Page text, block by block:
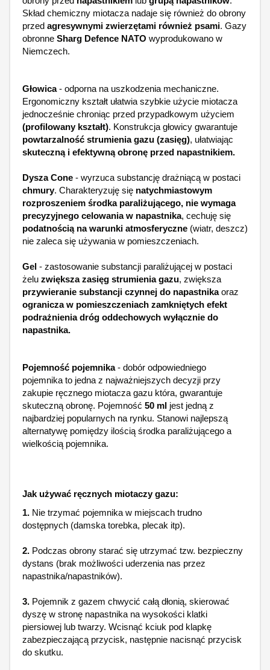
Skład chemiczny miotacza nadaje się również do obrony
przed agresywnymi zwierzętami również psami. Gazy
obronne Sharg Defence NATO wyprodukowano w
Niemczech.
Głowica- odporna na uszkodzenia mechaniczne.
Ergonomiczny kształt ułatwia szybkie użycie miotacza
jednocześnie chroniąc przed przypadkowym użyciem
(profilowany kształt). Konstrukcja głowicy gwarantuje
powtarzalność strumienia gazu (zasięg), ułatwiając
skuteczną i efektywną obronę przed napastnikiem.
Dysza Cone - wyrzuca substancję drażniącą w postaci
chmury. Charakteryzuję się natychmiastowym
rozproszeniem środka paraliżującego, nie wymaga
precyzyjnego celowania w napastnika, cechuję się
podatnością na warunki atmosferyczne (wiatr, deszcz)
nie zaleca się używania w pomieszczeniach.
Gel - zastosowanie substancji paraliżującej w postaci
żelu zwiększa zasięg strumienia gazu, zwiększa
przywieranie substancji czynnej do napastnikaoraz
ogranicza w pomieszczeniach zamkniętych efekt
podrażnienia dróg oddechowych wyłącznie do
napastnika.
Pojemność pojemnika- dobór odpowiedniego
pojemnika to jedna z najważniejszych decyzji przy
zakupie ręcznego miotacza gazu która, gwarantuje
skuteczną obronę. Pojemność 50 ml jest jedną z
najbardziej popularnych na rynku. Stanowi najlepszą
alternatywę pomiędzy ilością środka paraliżującego a
wielkością pojemnika.
Jak używać ręcznych miotaczy gazu:
1. Nie trzymać pojemnika w miejscach trudno
dostępnych (damska torebka, plecak itp).
2. Podczas obrony starać się utrzymać tzw. bezpieczny
dystans (brak możliwości uderzenia nas przez
napastnika/napastników).
3. Pojemnik z gazem chwycić całą dłonią, skierować
dyszę w stronę napastnika na wysokości klatki
piersiowej lub twarzy. Wcisnąć kciuk pod klapkę
zabezpieczającą przycisk, następnie nacisnąć przycisk
do skutku.